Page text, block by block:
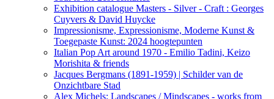
Exhibition catalogue Masters - Silver - Craft : Georges
Cuyvers & David Huycke
Impressionisme, Expressionisme, Moderne Kunst &
Toegepaste Kunst: 2024 hoogtepunten
Italian Pop Art around 1970 - Emilio Tadini, Keizo
Morishita & friends
Jacques Bergmans (1891-1959) | Schilder van de
Onzichtbare Stad
Alex Michels: Landscapes / Mindscapes - works from